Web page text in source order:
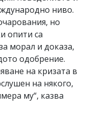
ниво.
но
опити са
морал и доказа,
одобрение.
на кризата в
на някого,
му“, казва